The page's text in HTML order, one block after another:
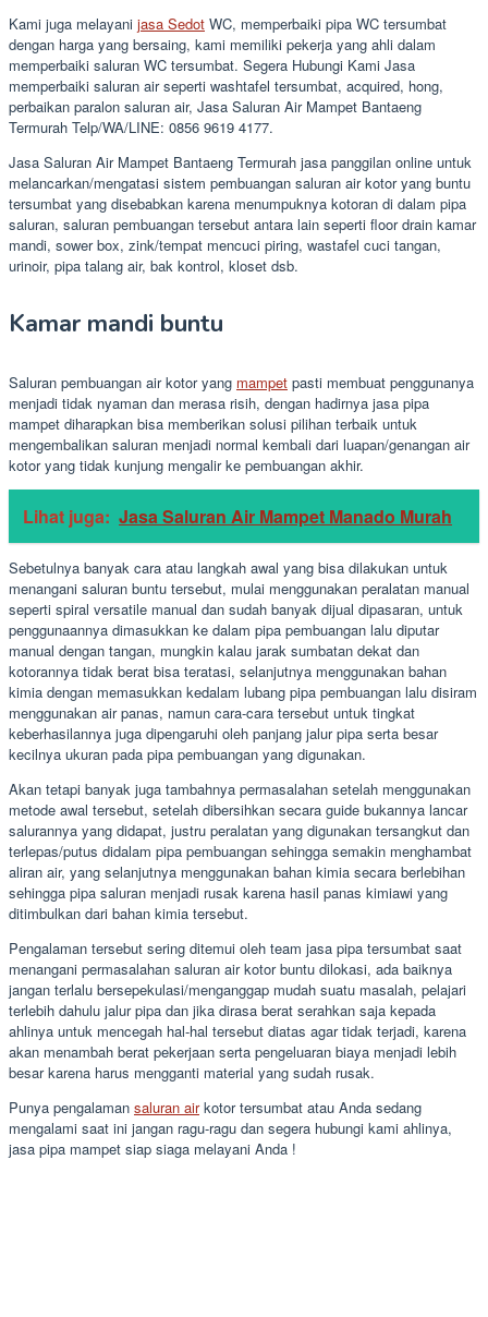
Kami juga melayani jasa Sedot WC, memperbaiki pipa WC tersumbat
dengan harga yang bersaing, kami memiliki pekerja yang ahli dalam
memperbaiki saluran WC tersumbat. Segera Hubungi Kami Jasa
memperbaiki saluran air seperti washtafel tersumbat, acquired, hong,
perbaikan paralon saluran air, Jasa Saluran Air Mampet Bantaeng
Termurah Telp/WA/LINE: 0856 9619 4177.
Jasa Saluran Air Mampet Bantaeng Termurah jasa panggilan online untuk
melancarkan/mengatasi sistem pembuangan saluran air kotor yang buntu
tersumbat yang disebabkan karena menumpuknya kotoran di dalam pipa
saluran, saluran pembuangan tersebut antara lain seperti floor drain kamar
mandi, sower box, zink/tempat mencuci piring, wastafel cuci tangan,
urinoir, pipa talang air, bak kontrol, kloset dsb.
Kamar mandi buntu
Saluran pembuangan air kotor yang mampet pasti membuat penggunanya
menjadi tidak nyaman dan merasa risih, dengan hadirnya jasa pipa
mampet diharapkan bisa memberikan solusi pilihan terbaik untuk
mengembalikan saluran menjadi normal kembali dari luapan/genangan air
kotor yang tidak kunjung mengalir ke pembuangan akhir.
Lihat juga: Jasa Saluran Air Mampet Manado Murah
Sebetulnya banyak cara atau langkah awal yang bisa dilakukan untuk
menangani saluran buntu tersebut, mulai menggunakan peralatan manual
seperti spiral versatile manual dan sudah banyak dijual dipasaran, untuk
penggunaannya dimasukkan ke dalam pipa pembuangan lalu diputar
manual dengan tangan, mungkin kalau jarak sumbatan dekat dan
kotorannya tidak berat bisa teratasi, selanjutnya menggunakan bahan
kimia dengan memasukkan kedalam lubang pipa pembuangan lalu disiram
menggunakan air panas, namun cara-cara tersebut untuk tingkat
keberhasilannya juga dipengaruhi oleh panjang jalur pipa serta besar
kecilnya ukuran pada pipa pembuangan yang digunakan.
Akan tetapi banyak juga tambahnya permasalahan setelah menggunakan
metode awal tersebut, setelah dibersihkan secara guide bukannya lancar
salurannya yang didapat, justru peralatan yang digunakan tersangkut dan
terlepas/putus didalam pipa pembuangan sehingga semakin menghambat
aliran air, yang selanjutnya menggunakan bahan kimia secara berlebihan
sehingga pipa saluran menjadi rusak karena hasil panas kimiawi yang
ditimbulkan dari bahan kimia tersebut.
Pengalaman tersebut sering ditemui oleh team jasa pipa tersumbat saat
menangani permasalahan saluran air kotor buntu dilokasi, ada baiknya
jangan terlalu bersepekulasi/menganggap mudah suatu masalah, pelajari
terlebih dahulu jalur pipa dan jika dirasa berat serahkan saja kepada
ahlinya untuk mencegah hal-hal tersebut diatas agar tidak terjadi, karena
akan menambah berat pekerjaan serta pengeluaran biaya menjadi lebih
besar karena harus mengganti material yang sudah rusak.
Punya pengalaman saluran airkotor tersumbat atau Anda sedang
mengalami saat ini jangan ragu-ragu dan segera hubungi kami ahlinya,
jasa pipa mampet siap siaga melayani Anda !